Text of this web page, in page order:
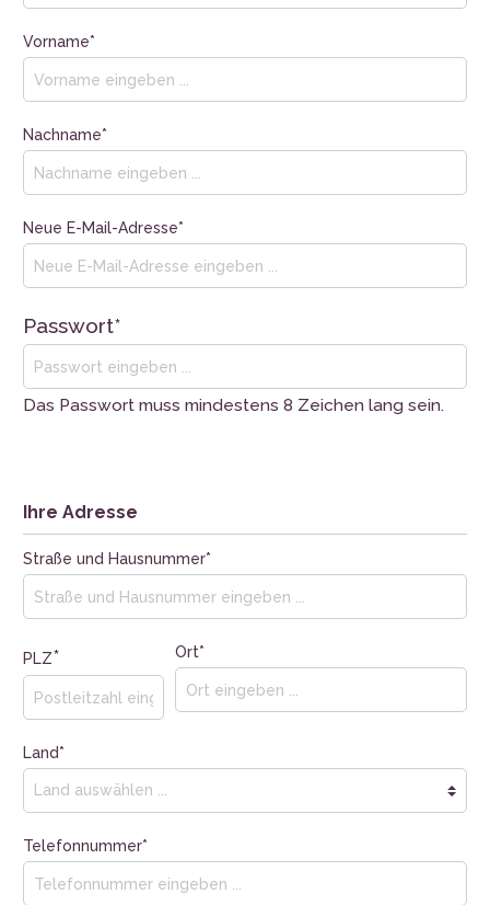
Vorname*
Nachname*
Neue E-Mail-Adresse*
Passwort*
Das Passwort muss mindestens 8 Zeichen lang sein.
Ihre Adresse
Straße und Hausnummer*
PLZ* Ort*
Land*
Telefonnummer*